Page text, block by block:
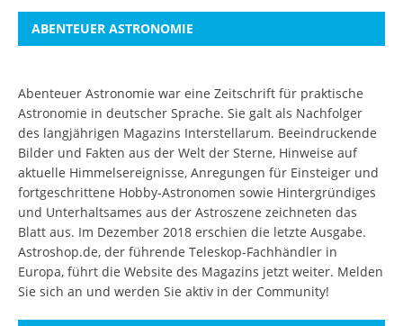
ABENTEUER ASTRONOMIE
Abenteuer Astronomie war eine Zeitschrift für praktische
Astronomie in deutscher Sprache. Sie galt als Nachfolger
des langjährigen Magazins Interstellarum. Beeindruckende
Bilder und Fakten aus der Welt der Sterne, Hinweise auf
aktuelle Himmelsereignisse, Anregungen für Einsteiger und
fortgeschrittene Hobby-Astronomen sowie Hintergründiges
und Unterhaltsames aus der Astroszene zeichneten das
Blatt aus. Im Dezember 2018 erschien die letzte Ausgabe.
Astroshop.de, der führende Teleskop-Fachhändler in
Europa, führt die Website des Magazins jetzt weiter. Melden
Sie sich an und werden Sie aktiv in der Community!